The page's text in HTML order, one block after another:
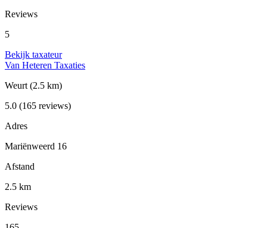
Reviews
5
Bekijk taxateur
Van Heteren Taxaties
Weurt (2.5 km)
5.0 (165 reviews)
Adres
Mariënweerd 16
Afstand
2.5 km
Reviews